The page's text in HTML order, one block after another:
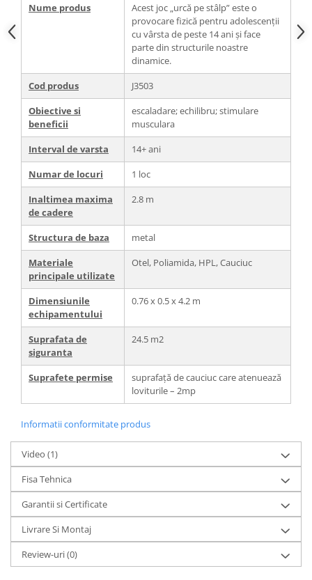
Nume produs
Acest joc „urcă pe stâlp” este o
provocare fizică pentru adolescenții
cu vârsta de peste 14 ani și face
parte din structurile noastre
dinamice.
Cod produs
J3503
Obiective si
beneficii
escaladare; echilibru; stimulare
musculara
Interval de varsta
14+ ani
Numar de locuri
1 loc
Inaltimea maxima
de cadere
2.8 m
Structura de baza
metal
Materiale
principale utilizate
Otel, Poliamida, HPL, Cauciuc
Dimensiunile
echipamentului
0.76 x 0.5 x 4.2 m
Suprafata de
siguranta
24.5 m2
Suprafete permise
suprafață de cauciuc care atenuează
loviturile – 2mp
Informatii conformitate produs
Video (1)
Fisa Tehnica
Garantii si Certificate
Livrare Si Montaj
Review-uri(0)